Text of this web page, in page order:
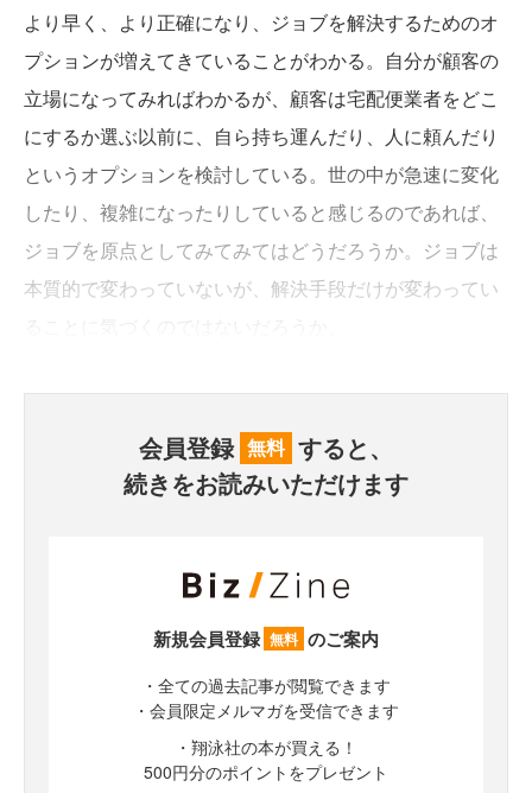
より早く、より正確になり、ジョブを解決するためのオ
プションが増えてきていることがわかる。自分が顧客の
立場になってみればわかるが、顧客は宅配便業者をどこ
にするか選ぶ以前に、自ら持ち運んだり、人に頼んだり
というオプションを検討している。世の中が急速に変化
したり、複雑になったりしていると感じるのであれば、
ジョブを原点としてみてみてはどうだろうか。ジョブは
本質的で変わっていないが、解決手段だけが変わってい
会員登録 無料 すると、
続きをお読みいただけます
新規会員登録 無料 のご案内
・全ての過去記事が閲覧できます
・会員限定メルマガを受信できます
・翔泳社の本が買える！
500円分のポイントをプレゼント